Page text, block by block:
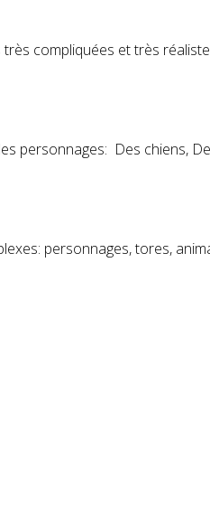
compliquées et très
personnages: Des chiens,
personnages, tores,